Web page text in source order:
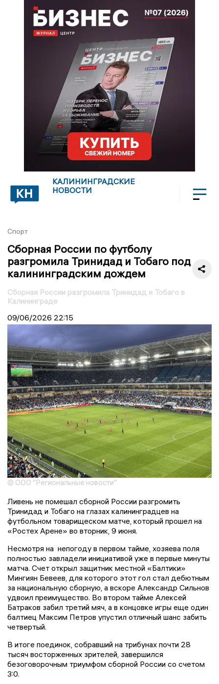
КАЛИНИНГРАДСКИЕ
НОВОСТИ
Спорт
Сборная России по футболу
разгромила Тринидад и Тобаго под
калининградским дождем
Сборная России разгромила Тринидад и Тобаго в
Калининграде
09/06/2026 22:15
© ООО "Региональные новости"
Ливень не помешал сборной России разгромить
Тринидад и Тобаго на глазах калининградцев на
футбольном товарищеском матче, который прошел на
«Ростех Арене» во вторник, 9 июня.
Несмотря на непогоду в первом тайме, хозяева поля
полностью завладели инициативой уже в первые минуты
матча. Счет открыл защитник местной «Балтики»
Мингиян Бевеев, для которого этот гол стал дебютным
за национальную сборную, а вскоре Александр Сильнов
удвоил преимущество. Во втором тайме Алексей
Батраков забил третий мяч, а в концовке игры еще один
балтиец Максим Петров упустил отличный шанс забить
четвертый.
В итоге поединок, собравший на трибунах почти 28
тысяч восторженных зрителей, завершился
безоговорочным триумфом сборной России со счетом
3:0.